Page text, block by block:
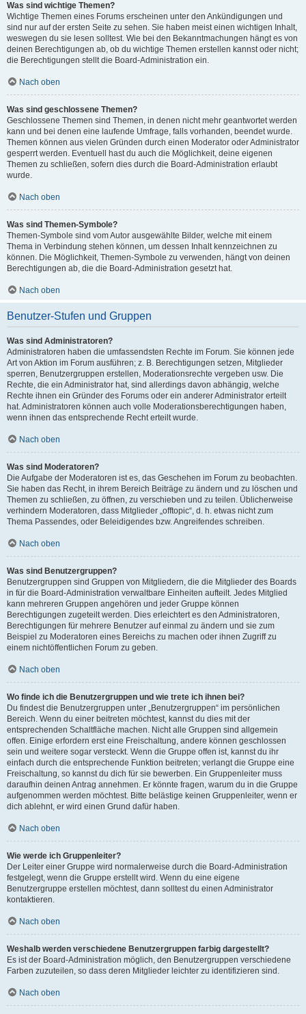
Was sind wichtige Themen?
Wichtige Themen eines Forums erscheinen unter den Ankündigungen und
sind nur auf der ersten Seite zu sehen. Sie haben meist einen wichtigen Inhalt,
weswegen du sie lesen solltest. Wie bei den Bekanntmachungen hängt es von
deinen Berechtigungen ab, ob du wichtige Themen erstellen kannst oder nicht;
die Berechtigungen stellt die Board-Administration ein.
Nach oben
Was sind geschlossene Themen?
Geschlossene Themen sind Themen, in denen nicht mehr geantwortet werden
kann und bei denen eine laufende Umfrage, falls vorhanden, beendet wurde.
Themen können aus vielen Gründen durch einen Moderator oder Administrator
gesperrt werden. Eventuell hast du auch die Möglichkeit, deine eigenen
Themen zu schließen, sofern dies durch die Board-Administration erlaubt
wurde.
Nach oben
Was sind Themen-Symbole?
Themen-Symbole sind vom Autor ausgewählte Bilder, welche mit einem
Thema in Verbindung stehen können, um dessen Inhalt kennzeichnen zu
können. Die Möglichkeit, Themen-Symbole zu verwenden, hängt von deinen
Berechtigungen ab, die die Board-Administration gesetzt hat.
Nach oben
Benutzer-Stufen und Gruppen
Was sind Administratoren?
Administratoren haben die umfassendsten Rechte im Forum. Sie können jede
Art von Aktion im Forum ausführen; z. B. Berechtigungen setzen, Mitglieder
sperren, Benutzergruppen erstellen, Moderationsrechte vergeben usw. Die
Rechte, die ein Administrator hat, sind allerdings davon abhängig, welche
Rechte ihnen ein Gründer des Forums oder ein anderer Administrator erteilt
hat. Administratoren können auch volle Moderationsberechtigungen haben,
wenn ihnen das entsprechende Recht erteilt wurde.
Nach oben
Was sind Moderatoren?
Die Aufgabe der Moderatoren ist es, das Geschehen im Forum zu beobachten.
Sie haben das Recht, in ihrem Bereich Beiträge zu ändern und zu löschen und
Themen zu schließen, zu öffnen, zu verschieben und zu teilen. Üblicherweise
verhindern Moderatoren, dass Mitglieder „offtopic“, d. h. etwas nicht zum
Thema Passendes, oder Beleidigendes bzw. Angreifendes schreiben.
Nach oben
Was sind Benutzergruppen?
Benutzergruppen sind Gruppen von Mitgliedern, die die Mitglieder des Boards
in für die Board-Administration verwaltbare Einheiten aufteilt. Jedes Mitglied
kann mehreren Gruppen angehören und jeder Gruppe können
Berechtigungen zugeteilt werden. Dies erleichtert es den Administratoren,
Berechtigungen für mehrere Benutzer auf einmal zu ändern und sie zum
Beispiel zu Moderatoren eines Bereichs zu machen oder ihnen Zugriff zu
einem nichtöffentlichen Forum zu geben.
Nach oben
Wo finde ich die Benutzergruppen und wie trete ich ihnen bei?
Du findest die Benutzergruppen unter „Benutzergruppen“ im persönlichen
Bereich. Wenn du einer beitreten möchtest, kannst du dies mit der
entsprechenden Schaltfläche machen. Nicht alle Gruppen sind allgemein
offen. Einige erfordern erst eine Freischaltung, andere können geschlossen
sein und weitere sogar versteckt. Wenn die Gruppe offen ist, kannst du ihr
einfach durch die entsprechende Funktion beitreten; verlangt die Gruppe eine
Freischaltung, so kannst du dich für sie bewerben. Ein Gruppenleiter muss
daraufhin deinen Antrag annehmen. Er könnte fragen, warum du in die Gruppe
aufgenommen werden möchtest. Bitte belästige keinen Gruppenleiter, wenn er
dich ablehnt, er wird einen Grund dafür haben.
Nach oben
Wie werde ich Gruppenleiter?
Der Leiter einer Gruppe wird normalerweise durch die Board-Administration
festgelegt, wenn die Gruppe erstellt wird. Wenn du eine eigene
Benutzergruppe erstellen möchtest, dann solltest du einen Administrator
kontaktieren.
Nach oben
Weshalb werden verschiedene Benutzergruppen farbig dargestellt?
Es ist der Board-Administration möglich, den Benutzergruppen verschiedene
Farben zuzuteilen, so dass deren Mitglieder leichter zu identifizieren sind.
Nach oben